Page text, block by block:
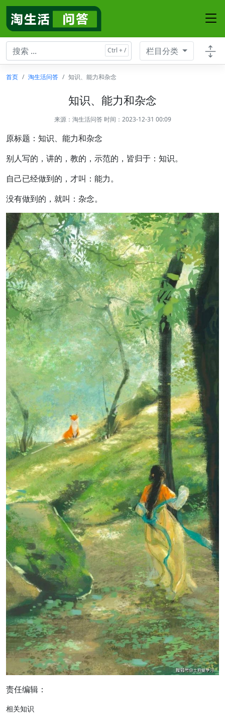
栏目分类
首页 淘生活问答 知识、能力和杂念
知识、能力和杂念
来源： 淘生活问答 时间：2023-12-31 00:09
原标题：知识、能力和杂念
别人写的，讲的，教的，示范的，皆归于：知识。
自己已经做到的，才叫：能力。
没有做到的，就叫：杂念。
责任编辑：
相关知识